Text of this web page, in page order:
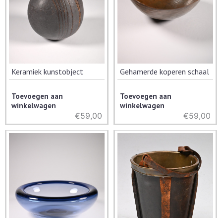
Keramiek kunstobject
Toevoegen aan
winkelwagen
€59,00
Gehamerde koperen schaal
Toevoegen aan
winkelwagen
€59,00